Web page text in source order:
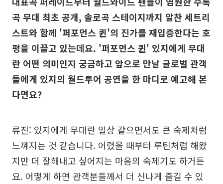
곡 무대 최초 공개, 솔로곡 스테이지까지 알찬 세트리
스트와 함께 '퍼포먼스 퀸'의 진가를 재입증한다는 호
평을 이끌고 있는데요. '퍼포먼스 퀸' 있지에게 무대
란 어떤 의미인지 궁금하고 앞으로 만날 글로벌 관객
들에게 있지의 월드투어 공연을 한 마디로 예고해 본
다면요?
류진: 있지에게 무대란 일상 같으면서도 큰 숙제처럼
느껴지는 것 같습니다. 어렸을 때부터 루틴처럼 해왔
지만 더 잘해내고 싶어지는 마음의 숙제기도 하거든
요. 어떻게 하면 관객분들께서 더 신나게 즐길 수 있